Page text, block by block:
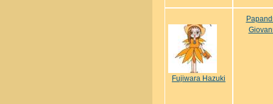
Fujiwara Hazuki